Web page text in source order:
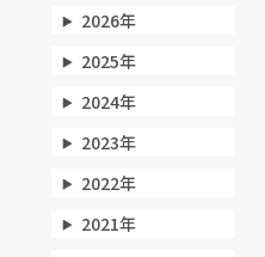
2026年
2025年
2024年
2023年
2022年
2021年